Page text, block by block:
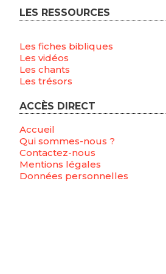
LES RESSOURCES
Les fiches bibliques
Les vidéos
Les chants
Les trésors
ACCÈS DIRECT
Accueil
Qui sommes-nous ?
Contactez-nous
Mentions légales
Données personnelles